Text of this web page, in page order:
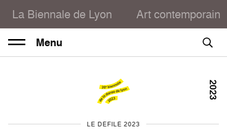
La Biennale de Lyon Art contemporain
Menu
LE DÉFILÉ 2023
2023